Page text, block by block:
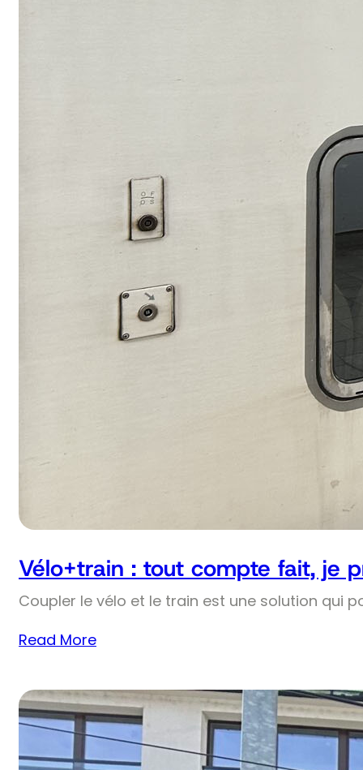
Vélo+train : tout compte fait, je
Coupler le vélo et le train est une solution qui
Read More